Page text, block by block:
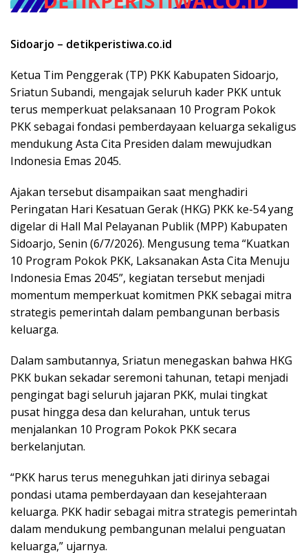
Sidoarjo – detikperistiwa.co.id
Ketua Tim Penggerak (TP) PKK Kabupaten Sidoarjo,
Sriatun Subandi, mengajak seluruh kader PKK untuk
terus memperkuat pelaksanaan 10 Program Pokok
PKK sebagai fondasi pemberdayaan keluarga sekaligus
mendukung Asta Cita Presiden dalam mewujudkan
Indonesia Emas 2045.
Ajakan tersebut disampaikan saat menghadiri
Peringatan Hari Kesatuan Gerak (HKG) PKK ke-54 yang
digelar di Hall Mal Pelayanan Publik (MPP) Kabupaten
Sidoarjo, Senin (6/7/2026). Mengusung tema “Kuatkan
10 Program Pokok PKK, Laksanakan Asta Cita Menuju
Indonesia Emas 2045”, kegiatan tersebut menjadi
momentum memperkuat komitmen PKK sebagai mitra
strategis pemerintah dalam pembangunan berbasis
keluarga.
Dalam sambutannya, Sriatun menegaskan bahwa HKG
PKK bukan sekadar seremoni tahunan, tetapi menjadi
pengingat bagi seluruh jajaran PKK, mulai tingkat
pusat hingga desa dan kelurahan, untuk terus
menjalankan 10 Program Pokok PKK secara
berkelanjutan.
“PKK harus terus meneguhkan jati dirinya sebagai
pondasi utama pemberdayaan dan kesejahteraan
keluarga. PKK hadir sebagai mitra strategis pemerintah
dalam mendukung pembangunan melalui penguatan
keluarga,” ujarnya.